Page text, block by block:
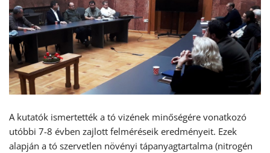
A kutatók ismertették a tó vizének minőségére vonatkozó
utóbbi 7-8 évben zajlott felméréseik eredményeit. Ezek
alapján a tó szervetlen növényi tápanyagtartalma (nitrogén